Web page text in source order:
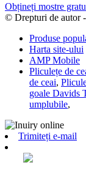
Obțineți mostre
© Drepturi de autor
Produse
Harta site-ului
AMP Mobile
Pliculețe de
de ceai,
goale Davids
umplubile,
Trimiteți e-mail